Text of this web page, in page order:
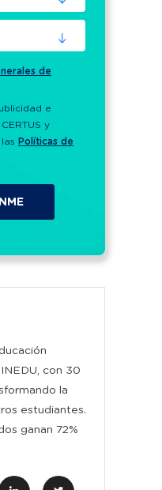
de
e
y
Políticas de
con 30
la
estudiantes.
ganan 72%